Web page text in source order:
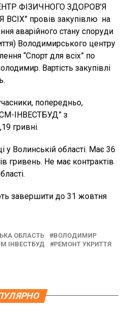
ФІЗИЧНОГО ЗДОРОВ’Я
провів закупівлю на
аварійного стану споруди
Володимирського центру
“Спорт для всіх” по
Вартість закупівлі
попередньо,
ІНВЕСТБУД” з
гривні.
у Волинській області. Має 36
гривень. Не має контрактів
завершити до 31 жовтня
ОБЛАСТЬ
ВОЛОДИМИР
ІНВЕСТБУД
РЕМОНТ УКРИТТЯ